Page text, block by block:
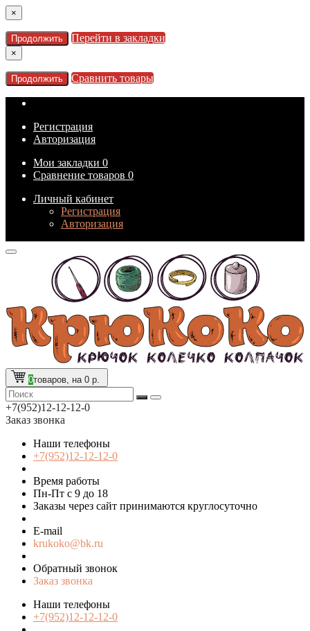
×
Продолжить Перейти в закладки
×
Продолжить Сравнить товары
Регистрация
Авторизация
Мои закладки 0
Сравнение товаров 0
Личный кабинет
Регистрация
Авторизация
0товаров, на 0 р.
+7(952)12-12-12-0
Заказ звонка
Наши телефоны
+7(952)12-12-12-0
Время работы
Пн-Пт с 9 до 18
Заказы через сайт принимаются круглосуточно
E-mail
krukoko@bk.ru
Обратный звонок
Заказ звонка
Наши телефоны
+7(952)12-12-12-0